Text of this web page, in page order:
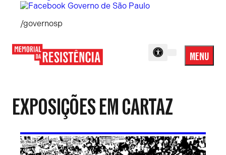
/governosp
MENU
Menu
EXPOSIÇÕES EM CARTAZ